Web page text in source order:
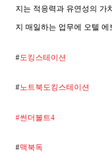
지는 적응력과 유연성의 가
지 매일하는 업무에 오텔 에
#도킹스테이션
#노트북도킹스테이션
#썬더볼트4
#맥북독